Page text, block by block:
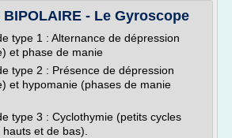
BIPOLAIRE - Le Gyroscope
type 1 : Alternance de dépression
et phase de manie
type 2 : Présence de dépression
et hypomanie (phases de manie
type 3 : Cyclothymie (petits cycles
et de bas).